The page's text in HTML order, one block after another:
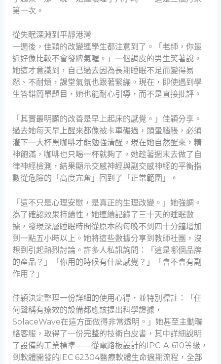
第一次。
從失眠深淵到平靜港灣
一週後，佳穎的改變連學生都注意到了。「老師，你最
近好像比較不會發脾氣喔。」一個調皮的男生笑著說。
她這才意識到，自己過去因為長期睡眠不足而變得易
怒、不耐煩，課堂氣氛也跟著緊繃。現在，即使遇到學
生答錯簡單題目，她也能耐心引導，而不是直接批評。
「其實最明顯的改善是早上起床的感覺。」佳穎分享。
過去她每天早上醒來都像被卡車碾過，頭暈腦脹，必須
灌下一大杯黑咖啡才能勉強清醒。現在她自然醒來，精
神飽滿，咖啡也只喝一杯就夠了。她趁著週末去做了自
律神經檢測，結果顯示交感神經與副交感神經的平衡指
數從危險的「高度亢奮」回到了「正常範圍」。
「這不只是心理安慰，是真正的生理改變。」她強調。
為了確認效果持續性，她連續記錄了三十天的睡眠數
據，發現深層睡眠時間從原本的每晚不到四十分鐘增加
到一點五小時以上。她將這些數據分享到教師社團，沒
想到引起熱烈討論。許多人私訊詢問：「這是哪個品牌
的產品？」「你用的時候有什麼感覺？」「會不會有副
作用？」
佳穎決定整理一份詳細的使用心得，並特別標註：「任
何聲稱有療效的設備都應該提出科學證據，
SolaceWave在這方面做得非常透明。」她甚至主動聯
絡客服，取得了一份完整的技術白皮書，其中詳細說明
了設備的工業標準——從電路板設計的IPC-A-610等級，
到軟體開發的IEC 62304醫療軟體生命週期流程，全部